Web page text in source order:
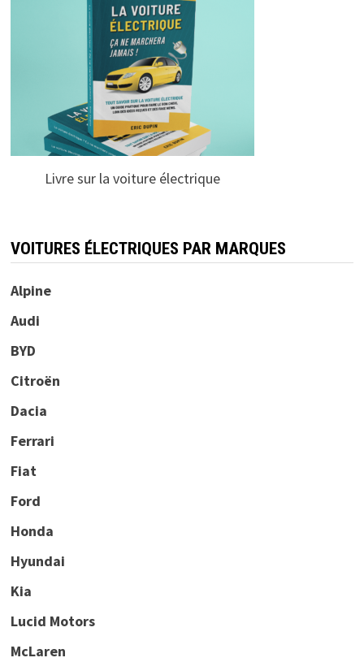
Livre sur la voiture électrique
VOITURES ÉLECTRIQUES PAR MARQUES
Alpine
Audi
BYD
Citroën
Dacia
Ferrari
Fiat
Ford
Honda
Hyundai
Kia
Lucid Motors
McLaren